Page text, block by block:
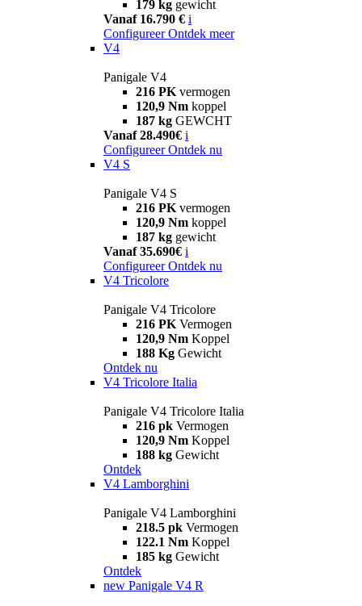
179 kg gewicht
Vanaf 16.790 € i
Configureer Ontdek meer
V4
Panigale V4
216 PK vermogen
120,9 Nm koppel
187 kg GEWCHT
Vanaf 28.490€ i
Configureer Ontdek nu
V4 S
Panigale V4 S
216 PK vermogen
120,9 Nm koppel
187 kg gewicht
Vanaf 35.690€ i
Configureer Ontdek nu
V4 Tricolore
Panigale V4 Tricolore
216 PK Vermogen
120,9 Nm Koppel
188 Kg Gewicht
Ontdek nu
V4 Tricolore Italia
Panigale V4 Tricolore Italia
216 pk Vermogen
120,9 Nm Koppel
188 kg Gewicht
Ontdek
V4 Lamborghini
Panigale V4 Lamborghini
218.5 pk Vermogen
122.1 Nm Koppel
185 kg Gewicht
Ontdek
new Panigale V4 R